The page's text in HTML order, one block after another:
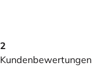
2
Kundenbewertungen